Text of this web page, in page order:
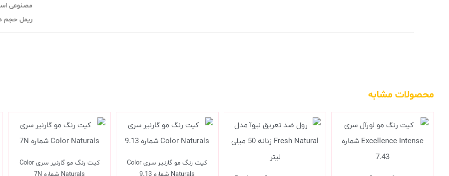
مصنوعی
ریمل حجم
محصولات مشابه
کیت رنگ مو گارنیر سری Color
کیت رنگ مو گارنیر سری Color